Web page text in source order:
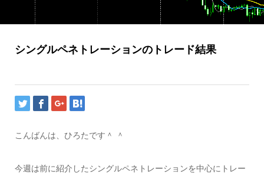
シングルペネトレーションのトレード結果
こんばんは、ひろたです＾ ＾
今週は前に紹介したシングルペネトレーションを中心にトレー